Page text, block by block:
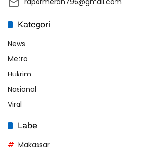
Kategori
News
Metro
Hukrim
Nasional
Viral
Label
Makassar